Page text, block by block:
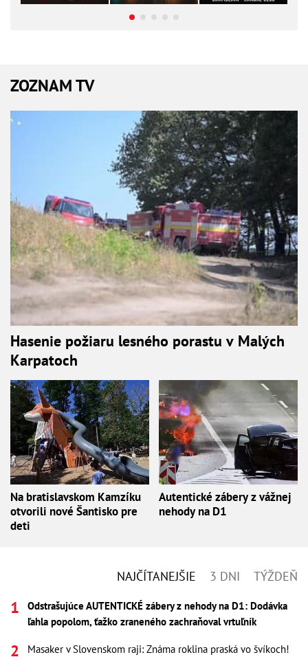
ZOZNAM TV
Hasenie požiaru lesného porastu v Malých
Karpatoch
Na bratislavskom Kamzíku
otvorili nové Šantisko pre
deti
Autentické zábery z vážnej
nehody na D1
NAJČÍTANEJŠIE 3 DNI TÝŽDEŇ
Odstrašujúce AUTENTICKÉ zábery z nehody na D1: Dodávka
ľahla popolom, ťažko zraneného zachraňoval vrtuľník
Masaker v Slovenskom raji: Známa roklina praská vo švíkoch!